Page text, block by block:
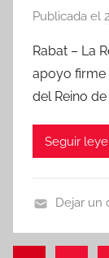
Publicada el
Rabat – La
apoyo firme
del Reino de
Seguir
o
Dejar un